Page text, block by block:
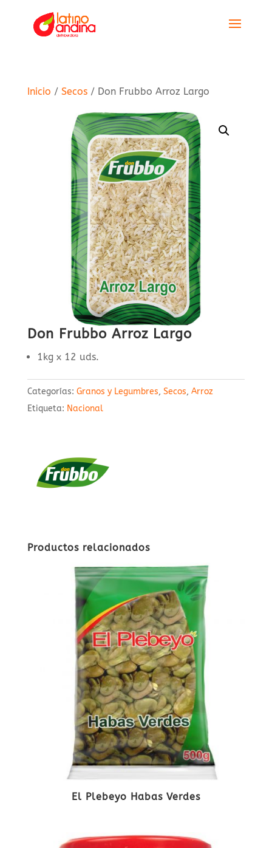
Inicio / Secos/ Don Frubbo Arroz Largo
Don Frubbo Arroz Largo
1kg x 12 uds.
Categorías: Granos y Legumbres, Secos, Arroz
Etiqueta: Nacional
Productos relacionados
El Plebeyo Habas Verdes